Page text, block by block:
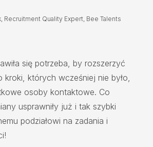
Recruitment Quality Expert, Bee Talents
się potrzeba, by rozszerzyć
kroki, których wcześniej nie było,
osoby kontaktowe. Co
usprawniły już i tak szybki
podziałowi na zadania i